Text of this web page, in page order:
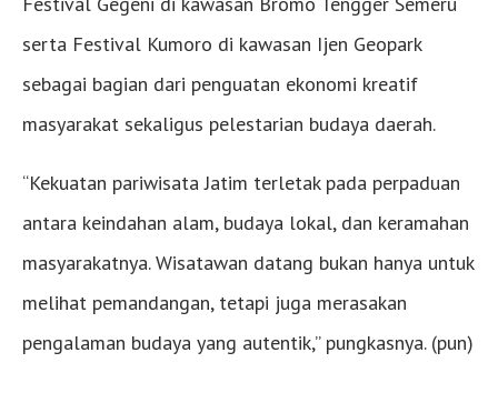
serta Festival Kumoro di kawasan Ijen Geopark
sebagai bagian dari penguatan ekonomi kreatif
masyarakat sekaligus pelestarian budaya daerah.
“Kekuatan pariwisata Jatim terletak pada perpaduan
antara keindahan alam, budaya lokal, dan keramahan
masyarakatnya. Wisatawan datang bukan hanya untuk
melihat pemandangan, tetapi juga merasakan
pengalaman budaya yang autentik,” pungkasnya. (pun)